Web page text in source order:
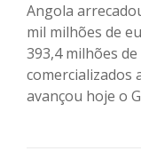
Angola
mil milhões de
393,4 milhões
comercializados
avançou hoje o